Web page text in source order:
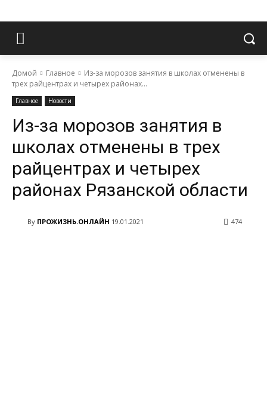
Домой Главное
Из-за морозов занятия в школах отменены в
трех райцентрах и четырех районах...
Главное Новости
Из-за морозов занятия в
школах отменены в трех
райцентрах и четырех
районах Рязанской области
By ПРОЖИЗНЬ.ОНЛАЙН 19.01.2021 474